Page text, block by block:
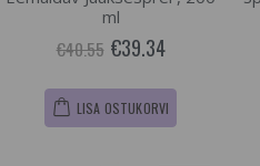
ml
€40.55 €39.34
LISA OSTUKORVI